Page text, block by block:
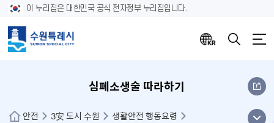
이 누리집은 대한민국 공식 전자정부 누리집입니다.
심폐소생술 따라하기
안전 3安 도시 수원 생활안전 행동요령
메뉴